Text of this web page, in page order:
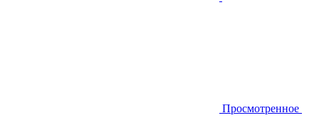
Просмотренное